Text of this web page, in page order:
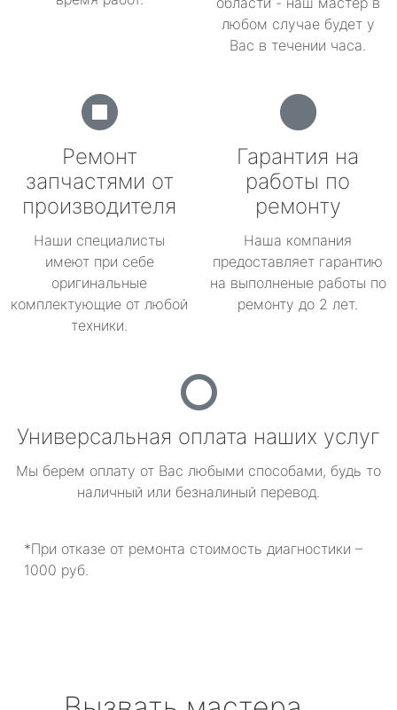
любом случае будет у
Вас в течении часа.
Ремонт
запчастями от
производителя
Наши специалисты
имеют при себе
оригинальные
комплектующие от любой
техники.
Гарантия на
работы по
ремонту
Наша компания
предоставляет гарантию
на выполненые работы по
ремонту до 2 лет.
Универсальная оплата наших услуг
Мы берем оплату от Вас любыми способами, будь то
наличный или безналиный перевод.
*При отказе от ремонта стоимость диагностики –
1000 руб.